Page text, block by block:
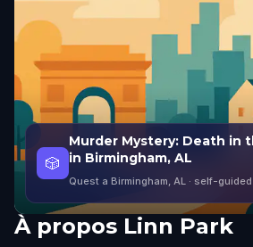
🎲
Murder Mystery: Death in
in Birmingham, AL
Quest a Birmingham, AL · self-guided
À propos Linn Park